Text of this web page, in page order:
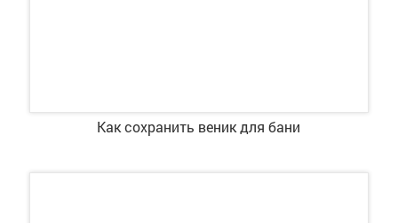
Как сохранить веник для бани